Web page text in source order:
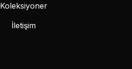
Koleksiyoner
İletişim